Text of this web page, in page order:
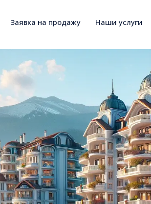
Заявка на продажу Наши услуги